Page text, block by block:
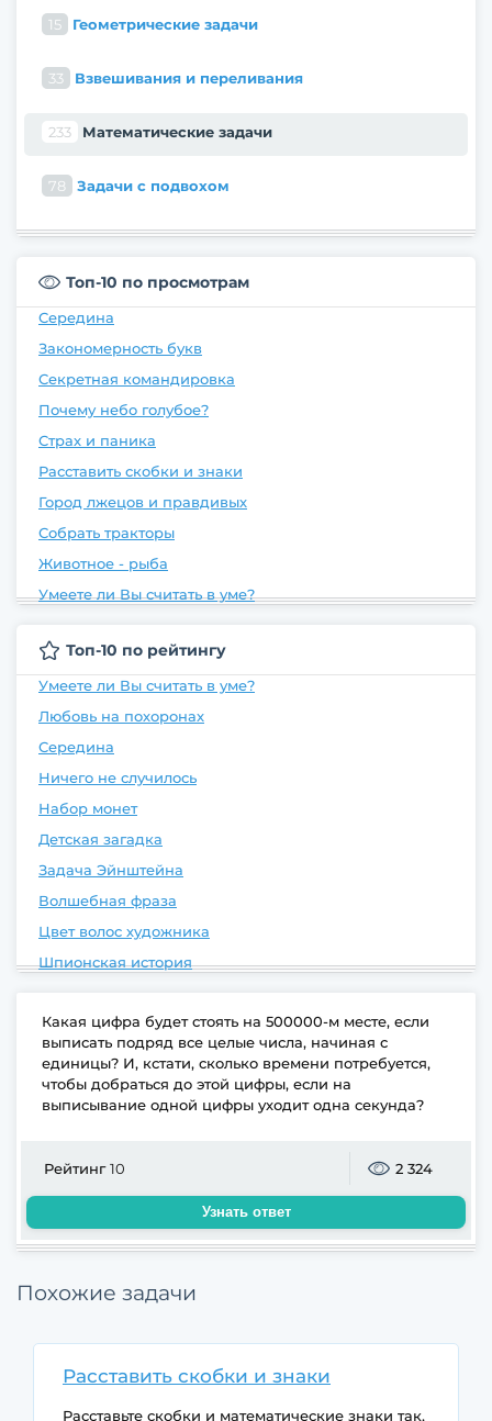
15 Геометрические задачи
33 Взвешивания и переливания
233 Математические задачи
78 Задачи с подвохом
Топ-10 по просмотрам
Середина
Закономерность букв
Секретная командировка
Почему небо голубое?
Страх и паника
Расставить скобки и знаки
Город лжецов и правдивых
Собрать тракторы
Животное - рыба
Умеете ли Вы считать в уме?
Топ-10 по рейтингу
Умеете ли Вы считать в уме?
Любовь на похоронах
Середина
Ничего не случилось
Набор монет
Детская загадка
Задача Эйнштейна
Волшебная фраза
Цвет волос художника
Шпионская история
Какая цифра будет стоять на 500000-м месте, если
выписать подряд все целые числа, начиная с
единицы? И, кстати, сколько времени потребуется,
чтобы добраться до этой цифры, если на
выписывание одной цифры уходит одна секунда?
Рейтинг10 2 324
Узнать ответ
Похожие задачи
Расставить скобки и знаки
Расставьте скобки и математические знаки так,